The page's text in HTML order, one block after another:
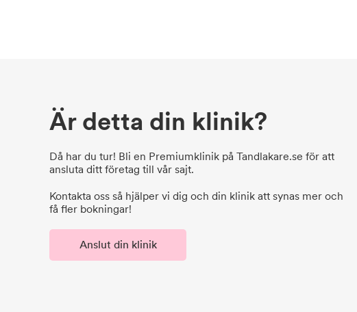
Är detta din klinik?
Då har du tur! Bli en Premiumklinik på Tandlakare.se för att
ansluta ditt företag till vår sajt.
Kontakta oss så hjälper vi dig och din klinik att synas mer och
få fler bokningar!
Anslut din klinik